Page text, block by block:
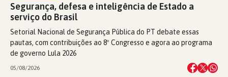
Segurança, defesa e inteligência de Estado a
serviço do Brasil
Setorial Nacional de Segurança Pública do PT debate essas
pautas, com contribuições ao 8º Congresso e agora ao programa
de governo Lula 2026
05/08/2026